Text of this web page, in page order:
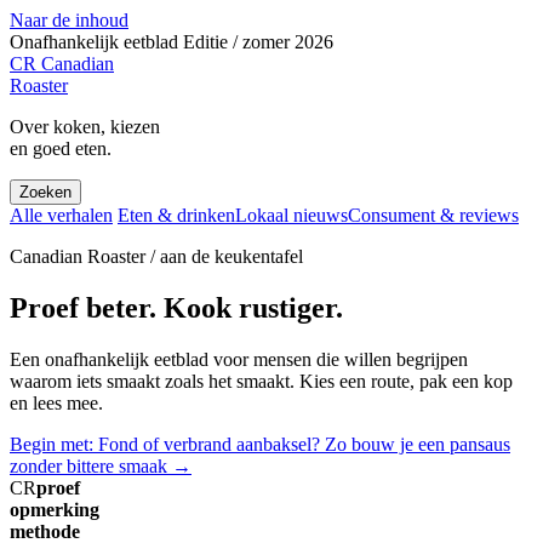
Naar de inhoud
Onafhankelijk eetblad Editie / zomer 2026
CR Canadian
Roaster
Over koken, kiezen
en goed eten.
Zoeken
Alle verhalen Eten & drinkenLokaal nieuwsConsument & reviews
Canadian Roaster / aan de keukentafel
Proef beter. Kook rustiger.
Een onafhankelijk eetblad voor mensen die willen begrijpen
waarom iets smaakt zoals het smaakt. Kies een route, pak een kop
en lees mee.
Begin met: Fond of verbrand aanbaksel? Zo bouw je een pansaus
zonder bittere smaak →
CRproef
opmerking
methode